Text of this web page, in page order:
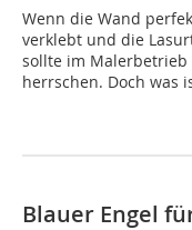
Wenn die Wand
verklebt und die
sollte im Malerbetrieb
herrschen. Doch was
Blauer Engel